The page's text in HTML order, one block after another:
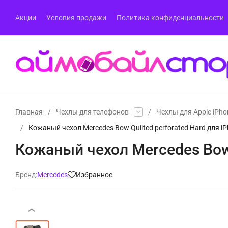
Акции Условия продажи Политика конфиденциальности
Главная / Чехлы для телефонов /
Чехлы для Apple
/
Кожаный чехол Mercedes Bow Quilted perforated Hard для
Кожаный чехол Mercedes
Бренд:Mercedes Избранное
‹